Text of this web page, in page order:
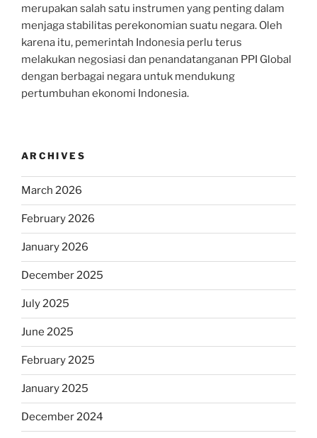
merupakan salah satu instrumen yang penting dalam
menjaga stabilitas perekonomian suatu negara. Oleh
karena itu, pemerintah Indonesia perlu terus
melakukan negosiasi dan penandatanganan PPI Global
dengan berbagai negara untuk mendukung
pertumbuhan ekonomi Indonesia.
ARCHIVES
March 2026
February 2026
January 2026
December 2025
July 2025
June 2025
February 2025
January 2025
December 2024